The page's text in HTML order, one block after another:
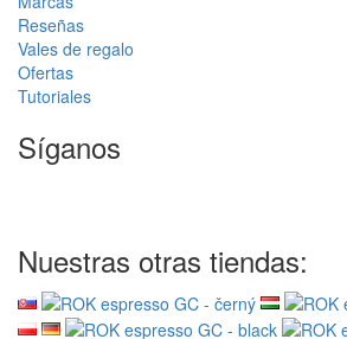
Reseñas
Vales de regalo
Ofertas
Tutoriales
Síganos
Nuestras otras tiendas: